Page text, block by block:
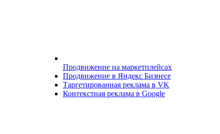
Продвижение на маркетплейсах
Продвижение в Яндекс Бизнесе
Таргетированная реклама в VK
Контекстная реклама в Google